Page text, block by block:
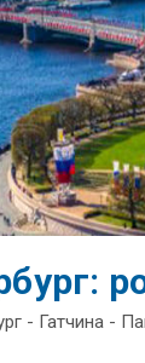
- Гатчина -